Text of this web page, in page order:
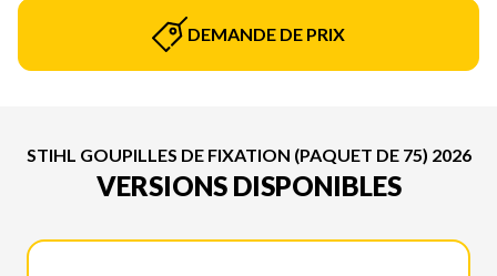
DEMANDE DE PRIX
STIHL GOUPILLES DE FIXATION (PAQUET DE 75) 2026
VERSIONS DISPONIBLES